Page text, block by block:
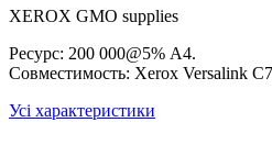
XEROX GMO supplies
Ресурс: 200 000@5% A4.
Совместимость: Xerox Versalink
Усі характеристики